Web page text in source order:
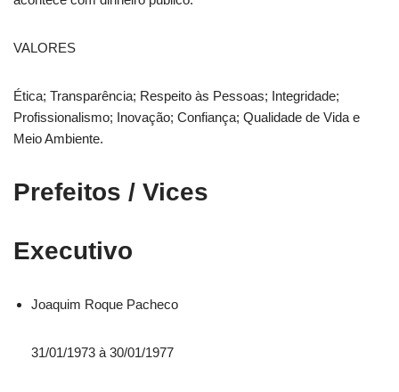
VALORES
Ética; Transparência; Respeito às Pessoas; Integridade;
Profissionalismo; Inovação; Confiança; Qualidade de Vida e
Meio Ambiente.
Prefeitos / Vices
Executivo
Joaquim Roque Pacheco
31/01/1973 à 30/01/1977